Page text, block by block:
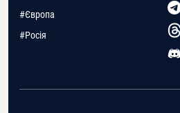
#Європа
#Росія